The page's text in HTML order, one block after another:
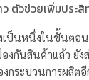
ตัวช่วยเพิ่มประ
นหนึ่งในขั้นตอน
กันสินค้าแล้ว ยัง
องกระบวนการ